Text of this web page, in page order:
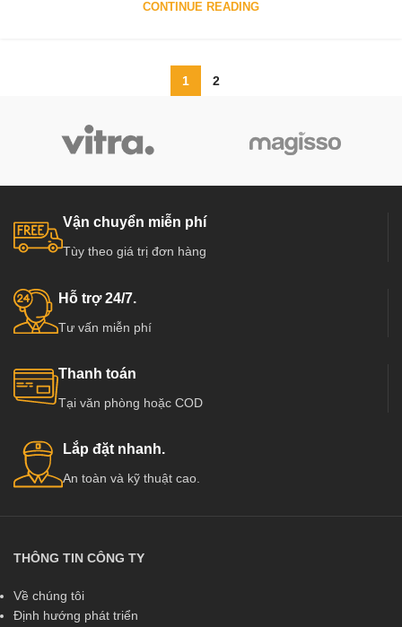
CONTINUE READING
1 2
Vận chuyển miễn phí
Tùy theo giá trị đơn hàng
Hỗ trợ 24/7.
Tư vấn miễn phí
Thanh toán
Tại văn phòng hoặc COD
Lắp đặt nhanh.
An toàn và kỹ thuật cao.
THÔNG TIN CÔNG TY
Về chúng tôi
Định hướng phát triển